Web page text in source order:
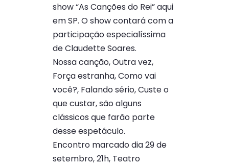
show “As Canções do Rei” aqui
em SP. O show contará com a
participação especialíssima
de Claudette Soares.
Nossa canção, Outra vez,
Força estranha, Como vai
você?, Falando sério, Custe o
que custar, são alguns
clássicos que farão parte
desse espetáculo.
Encontro marcado dia 29 de
setembro, 21h, Teatro